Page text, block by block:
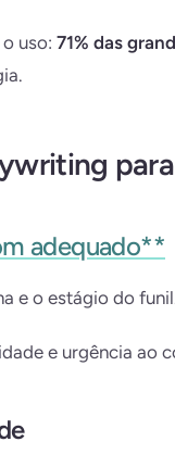
uso: 71% das
adequado**
e o estágio do
e urgência ao